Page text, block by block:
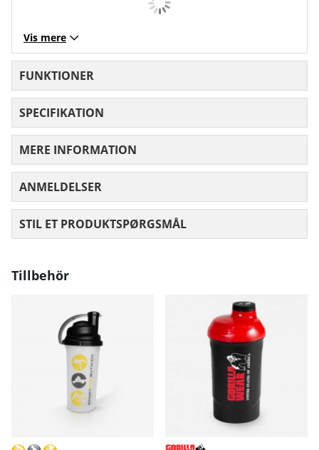
Vis mere
FUNKTIONER
SPECIFIKATION
MERE INFORMATION
ANMELDELSER
STIL ET PRODUKTSPØRGSMÅL
Tillbehör